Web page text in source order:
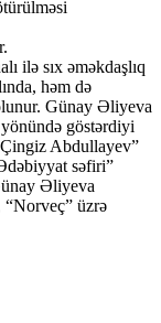
ilə sıx əməkdaşlıq
həm də
Günay Əliyeva
göstərdiyi
Abdullayev”
səfiri”
Əliyeva
“Norveç” üzrə